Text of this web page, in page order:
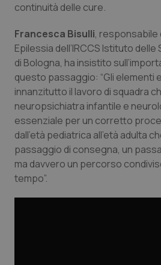
continuità delle cure.
Francesca Bisulli, responsabile
Epilessia dell’IRCCS Istituto
di Bologna, ha insistito
questo passaggio: “Gli elementi
innanzitutto il lavoro di squadra
neuropsichiatra infantile e
essenziale per un corretto
dall’età pediatrica all’età adulta
passaggio di consegna, un
ma davvero un percorso
tempo”.